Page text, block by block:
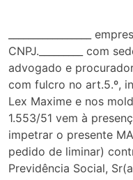
_________________
CNPJ._________ com
advogado e
com fulcro no art.5.º,
Lex Maxime e nos
1.553/51 vem à
impetrar o presente
pedido de liminar)
Previdência Social,